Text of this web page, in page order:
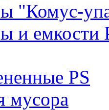
"Комус-
и емкости
PS
мусора